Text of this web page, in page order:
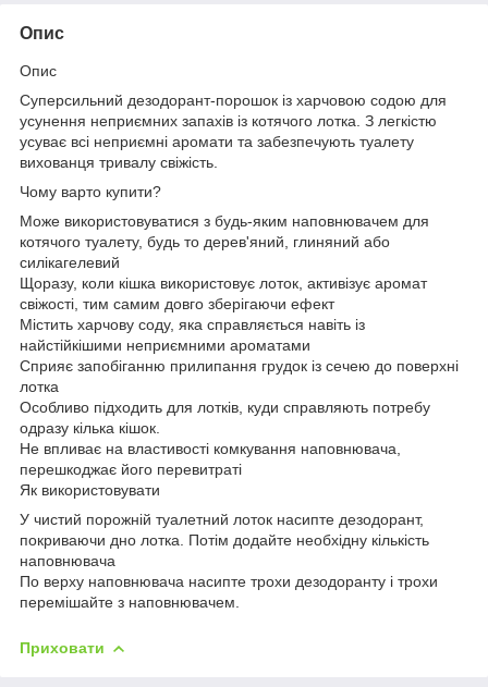
Опис
Опис
Суперсильний дезодорант-порошок із харчовою содою для
усунення неприємних запахів із котячого лотка. З легкістю
усуває всі неприємні аромати та забезпечують туалету
вихованця тривалу свіжість.
Чому варто купити?
Може використовуватися з будь-яким наповнювачем для
котячого туалету, будь то дерев'яний, глиняний або
силікагелевий
Щоразу, коли кішка використовує лоток, активізує аромат
свіжості, тим самим довго зберігаючи ефект
Містить харчову соду, яка справляється навіть із
найстійкішими неприємними ароматами
Сприяє запобіганню прилипання грудок із сечею до поверхні
лотка
Особливо підходить для лотків, куди справляють потребу
одразу кілька кішок.
Не впливає на властивості комкування наповнювача,
перешкоджає його перевитраті
Як використовувати
У чистий порожній туалетний лоток насипте дезодорант,
покриваючи дно лотка. Потім додайте необхідну кількість
наповнювача
По верху наповнювача насипте трохи дезодоранту і трохи
перемішайте з наповнювачем.
Приховати